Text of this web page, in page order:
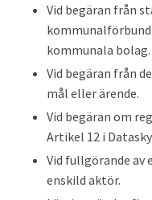
Vid begäran från
kommunala bolag.
Vid begäran från
mål eller ärende.
Vid begäran om
Artikel 12 i
Vid fullgörande av
enskild aktör.